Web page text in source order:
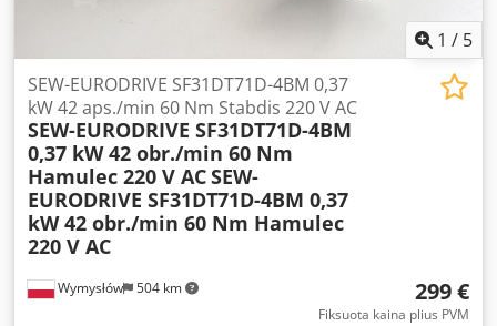
1 / 5
Wymysłów 504 km
SEW-EURODRIVE SF31DT71D-4BM 0,37
kW 42 aps./min 60 Nm Stabdis 220 V AC
SEW-EURODRIVE SF31DT71D-4BM
0,37 kW 42 obr./min 60 Nm
Hamulec 220 V ACSEW-
EURODRIVE SF31DT71D-4BM 0,37
kW 42 obr./min 60 Nm Hamulec
220 V AC
299 €
Fiksuota kaina plius PVM